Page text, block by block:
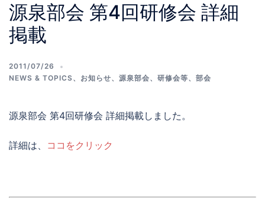
源泉部会 第4回研修会 詳細
掲載
2011/07/26
NEWS & TOPICS、 お知らせ、 源泉部会、 研修会等、 部会
源泉部会 第4回研修会 詳細掲載しました。
詳細は、 ココをクリック